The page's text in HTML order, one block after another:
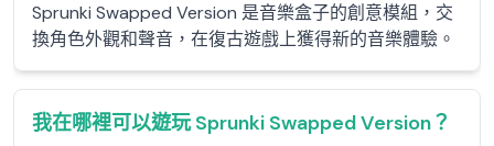
Sprunki Swapped Version 是音樂盒子的創意模組，交
換角色外觀和聲音，在復古遊戲上獲得新的音樂體驗。
我在哪裡可以遊玩 Sprunki Swapped Version？